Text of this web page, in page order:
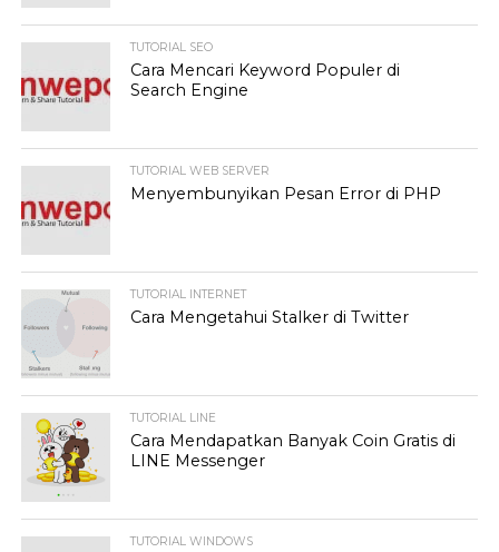
TUTORIAL SEO
Cara Mencari Keyword Populer di
Search Engine
TUTORIAL WEB SERVER
Menyembunyikan Pesan Error di PHP
TUTORIAL INTERNET
Cara Mengetahui Stalker di Twitter
TUTORIAL LINE
Cara Mendapatkan Banyak Coin Gratis di
LINE Messenger
TUTORIAL WINDOWS